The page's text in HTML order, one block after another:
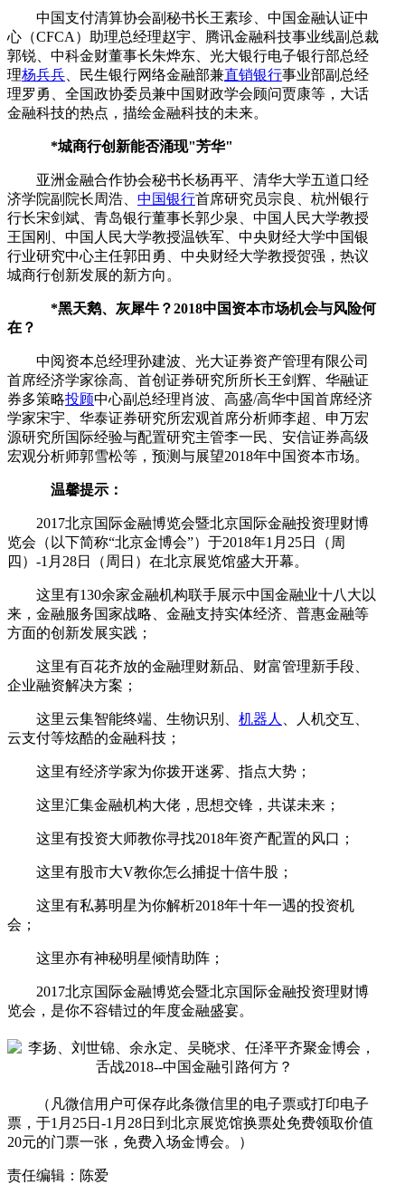
中国支付清算协会副秘书长王素珍、中国金融认证中
心（CFCA）助理总经理赵宇、腾讯金融科技事业线副总裁
郭锐、中科金财董事长朱烨东、光大银行电子银行部总经
理杨兵兵 、民生银行网络金融部兼直销银行事业部副总经
理罗勇、全国政协委员兼中国财政学会顾问贾康等，大话
金融科技的热点，描绘金融科技的未来。
*城商行创新能否涌现"芳华"
亚洲金融合作协会秘书长杨再平、清华大学五道口经
济学院副院长周浩、 中国银行首席研究员宗良、杭州银行
行长宋剑斌、青岛银行董事长郭少泉、中国人民大学教授
王国刚、中国人民大学教授温铁军、中央财经大学中国银
行业研究中心主任郭田勇、中央财经大学教授贺强，热议
城商行创新发展的新方向。
*黑天鹅、灰犀牛？2018中国资本市场机会与风险何
在？
中阅资本总经理孙建波、光大证券资产管理有限公司
首席经济学家徐高、首创证券研究所所长王剑辉、华融证
券多策略投顾中心副总经理肖波、高盛/高华中国首席经济
学家宋宇、华泰证券研究所宏观首席分析师李超、申万宏
源研究所国际经验与配置研究主管李一民、安信证券高级
宏观分析师郭雪松等，预测与展望2018年中国资本市场。
温馨提示：
2017北京国际金融博览会暨北京国际金融投资理财博
览会（以下简称“北京金博会”）于2018年1月25日（周
四）-1月28日（周日）在北京展览馆盛大开幕。
这里有130余家金融机构联手展示中国金融业十八大以
来，金融服务国家战略、金融支持实体经济、普惠金融等
方面的创新发展实践；
这里有百花齐放的金融理财新品、财富管理新手段、
企业融资解决方案；
这里云集智能终端、生物识别、 机器人
、人机交互、
云支付等炫酷的金融科技；
这里有经济学家为你拨开迷雾、指点大势；
这里汇集金融机构大佬，思想交锋，共谋未来；
这里有投资大师教你寻找2018年资产配置的风口；
这里有股市大V教你怎么捕捉十倍牛股；
这里有私募明星为你解析2018年十年一遇的投资机
会；
这里亦有神秘明星倾情助阵；
2017北京国际金融博览会暨北京国际金融投资理财博
览会，是你不容错过的年度金融盛宴。
（凡微信用户可保存此条微信里的电子票或打印电子
票，于1月25日-1月28日到北京展览馆换票处免费领取价值
20元的门票一张，免费入场金博会。）
责任编辑：陈爱